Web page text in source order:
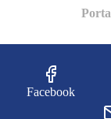
Facebook